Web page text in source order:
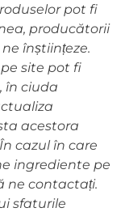
pot fi
producătorii
înștiințeze.
site pot fi
în ciuda
acestora
cazul în care
ingrediente pe
ne contactați.
sfaturile